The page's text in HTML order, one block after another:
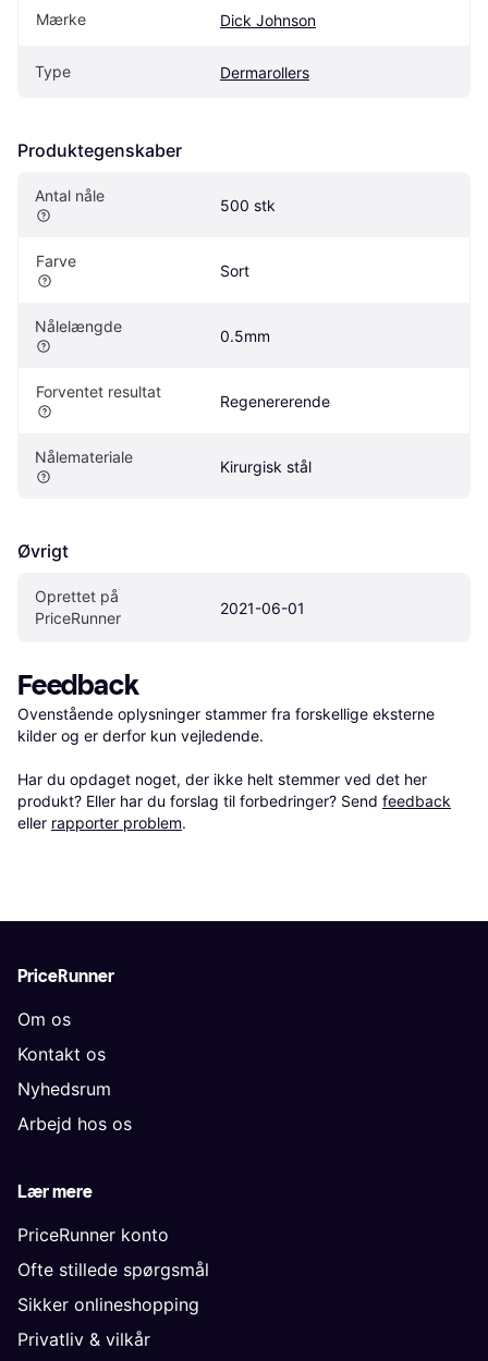
Mærke Dick Johnson
Type Dermarollers
Produktegenskaber
Antal nåle
500 stk
Farve
Sort
Nålelængde
0.5mm
Forventet resultat
Regenererende
Nålemateriale
Kirurgisk stål
Øvrigt
Oprettet på
PriceRunner
2021-06-01
Feedback
Ovenstående oplysninger stammer fra forskellige eksterne
kilder og er derfor kun vejledende.
Har du opdaget noget, der ikke helt stemmer ved det her
produkt? Eller har du forslag til forbedringer? Send feedback
eller rapporter problem.
PriceRunner
Om os
Kontakt os
Nyhedsrum
Arbejd hos os
Lær mere
PriceRunner konto
Ofte stillede spørgsmål
Sikker onlineshopping
Privatliv & vilkår